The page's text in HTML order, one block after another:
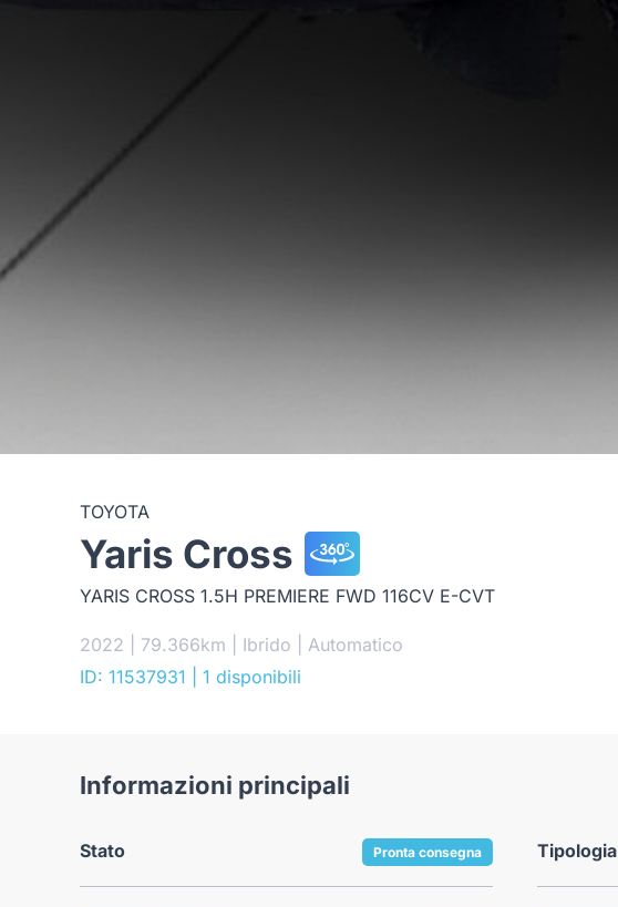
TOYOTA
Yaris Cross
YARIS CROSS 1.5H PREMIERE FWD 116CV E-CVT
2022 | 79.366km | Ibrido | Automatico
ID: 11537931
| 1 disponibili
Informazioni principali
Stato Pronta consegna Tipologia